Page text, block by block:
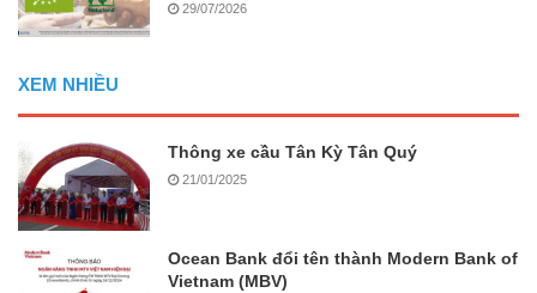
29/07/2026
XEM NHIỀU
Thông xe cầu Tân Kỳ Tân Quý
21/01/2025
Ocean Bank đổi tên thành Modern Bank of
Vietnam (MBV)